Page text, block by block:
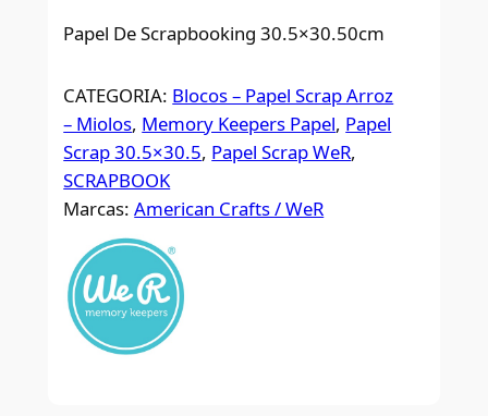
Papel De Scrapbooking 30.5×30.50cm
CATEGORIA: Blocos – Papel Scrap Arroz
– Miolos, Memory Keepers Papel, Papel
Scrap 30.5×30.5, Papel Scrap WeR
SCRAPBOOK
Marcas:American Crafts / WeR